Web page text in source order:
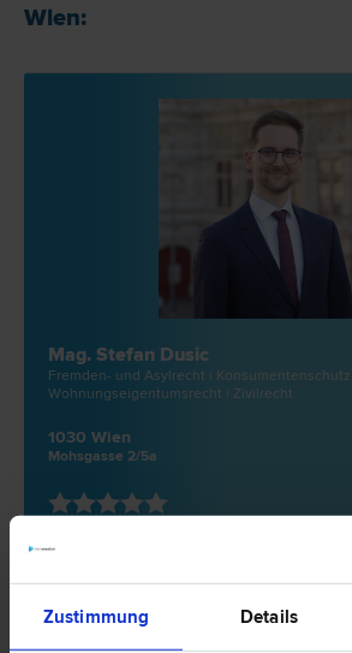
Zustimmung Details
Wien:
Mag. Stefan Dusic
Fremden- und Asyl­recht | Konsumentenschutz
Wohnungseigentums­recht | Zivil­recht
1030 Wien
Mohsgasse 2/5a